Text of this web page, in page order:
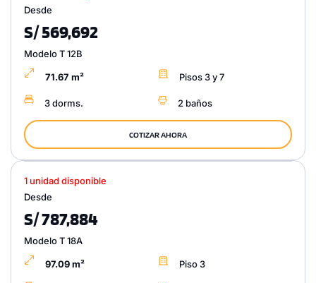
Desde
S/ 569,692
Modelo T 12B
71.67 m² Pisos 3 y 7
3 dorms. 2 baños
COTIZAR AHORA
1 unidad disponible
Desde
S/ 787,884
Modelo T 18A
97.09 m² Piso 3